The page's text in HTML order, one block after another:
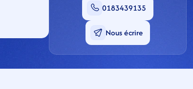
0183439135
Nous écrire